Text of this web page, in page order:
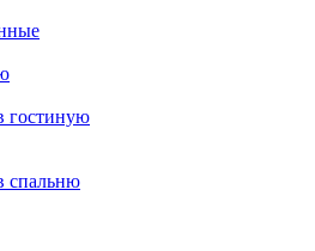
гостиную
спальню